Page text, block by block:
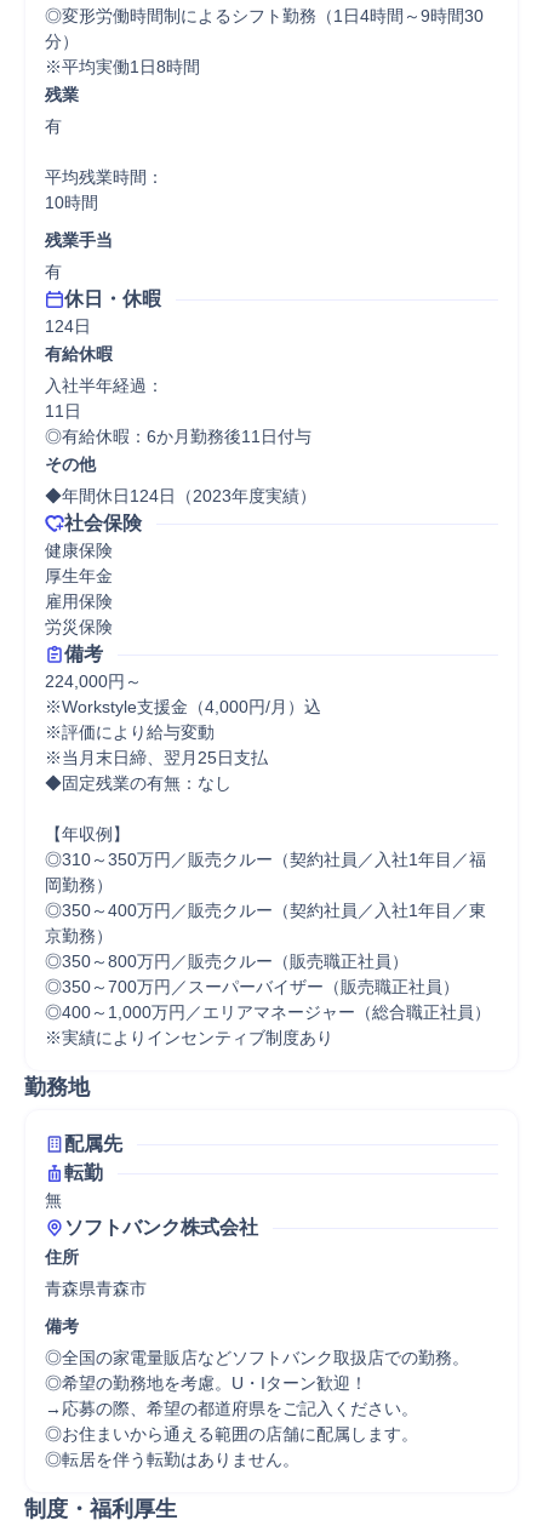
◎変形労働時間制によるシフト勤務（1日4時間～9時間30
分）
※平均実働1日8時間
残業
有
平均残業時間：
10時間
残業手当
有
休日・休暇
124日
有給休暇
入社半年経過：
11日
◎有給休暇：6か月勤務後11日付与
その他
◆年間休日124日（2023年度実績）
社会保険
健康保険
厚生年金
雇用保険
労災保険
備考
224,000円～
※Workstyle支援金（4,000円/月）込
※評価により給与変動
※当月末日締、翌月25日支払
◆固定残業の有無：なし
【年収例】
◎310～350万円／販売クルー（契約社員／入社1年目／福
岡勤務）
◎350～400万円／販売クルー（契約社員／入社1年目／東
京勤務）
◎350～800万円／販売クルー（販売職正社員）
◎350～700万円／スーパーバイザー（販売職正社員）
◎400～1,000万円／エリアマネージャー（総合職正社員）
※実績によりインセンティブ制度あり
勤務地
配属先
転勤
無
ソフトバンク株式会社
住所
青森県青森市
備考
◎全国の家電量販店などソフトバンク取扱店での勤務。
◎希望の勤務地を考慮。U・Iターン歓迎！
→応募の際、希望の都道府県をご記入ください。
◎お住まいから通える範囲の店舗に配属します。
◎転居を伴う転勤はありません。
制度・福利厚生